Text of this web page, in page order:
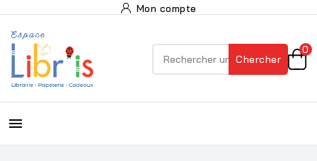
Mon compte
Chercher
0
